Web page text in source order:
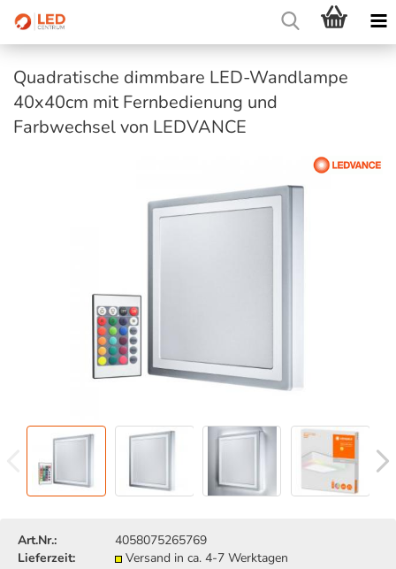
Quadratische dimmbare LED-Wandlampe
40x40cm mit Fernbedienung und
Farbwechsel von LEDVANCE
Art.Nr.:
4058075265769
Lieferzeit:
Versand in ca. 4-7 Werktagen